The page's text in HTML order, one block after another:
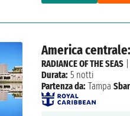
America
RADIANCE OF THE SEAS
Durata: 5 notti
Partenza da: Tampa